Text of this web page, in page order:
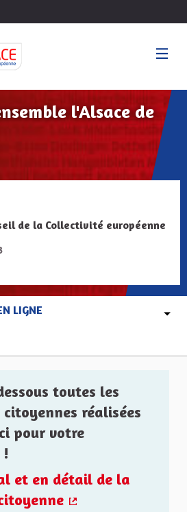
l'Alsace de
de la Collectivité européenne
LIGNE
toutes les
réalisées
pour votre
et en détail de la